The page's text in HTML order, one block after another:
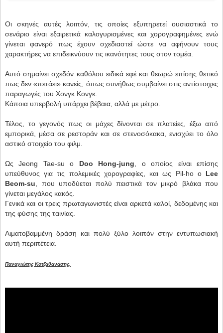
Οι σκηνές αυτές λοιπόν, τις οποίες εξυπηρετεί ουσιαστικά το
σενάριο είναι εξαιρετικά καλογυρισμένες και χορογραφημένες ενώ
γίνεται φανερό πως έχουν σχεδιαστεί ώστε να αφήνουν τους
χαρακτήρες να επιδεικνύουν τις ικανότητες τους στον τομέα.
Αυτό σημαίνει σχεδόν καθόλου ειδικά εφέ και θεωρώ επίσης θετικό
πως δεν «πετάει» κανείς, όπως συνήθως συμβαίνει στις αντίστοιχες
παραγωγές του Χονγκ Κονγκ.
Κάποια υπερβολή υπάρχει βέβαια, αλλά με μέτρο.
Τέλος, το γεγονός πως οι μάχες δίνονται σε πλατείες, έξω από
εμπορικά, μέσα σε ρεστοράν και σε στενοσόκακα, ενισχύει το όλο
αστικό στοιχείο του φιλμ.
Ως Jeong Tae-su ο Doo Hong-jung , ο οποίος είναι επίσης
υπεύθυνος για τις πολεμικές χορογραφίες, και ως Pil-ho ο Lee
Beom-su , που υποδύεται πολύ πειστικά τον μικρό βλάκα που
γίνεται μεγάλος κακός.
Γενικά και οι τρεις πρωταγωνιστές είναι αρκετά καλοί, δεδομένης και
της φύσης της ταινίας.
Αιματοβαμμένη δράση και πολύ ξύλο λοιπόν στην εντυπωσιακή
αυτή περιπέτεια.
Παναγιώτης Κοτζαθανάσης.